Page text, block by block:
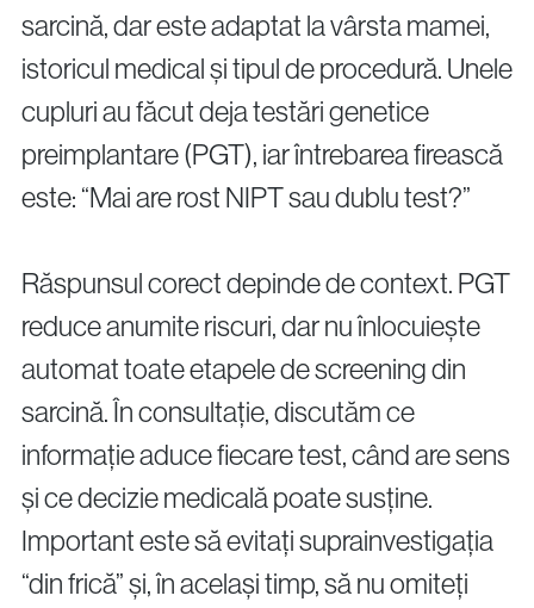
sarcină, dar este adaptat la vârsta mamei,
istoricul medical și tipul de procedură. Unele
cupluri au făcut deja testări genetice
preimplantare (PGT), iar întrebarea firească
este: “Mai are rost NIPT sau dublu test?”
Răspunsul corect depinde de context. PGT
reduce anumite riscuri, dar nu înlocuiește
automat toate etapele de screening din
sarcină. În consultație, discutăm ce
informație aduce fiecare test, când are sens
și ce decizie medicală poate susține.
Important este să evitați suprainvestigația
“din frică” și, în același timp, să nu omiteți